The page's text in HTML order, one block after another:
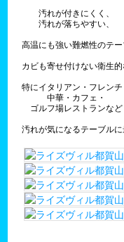
汚れが付きにくく、
汚れが落ちやすい、
高温にも強い難燃性のテー
カビも寄せ付けない衛生的
特にイタリアン・フレンチ
中華・カフェ・
ゴルフ場レストランなど
汚れが気になるテーブルに